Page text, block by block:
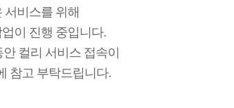
서비스를 위해
이 진행 중입니다.
컬리 서비스 접속이
참고 부탁드립니다.